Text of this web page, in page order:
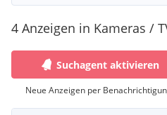
4 Anzeigen in Kameras /
Suchagent aktivieren
Neue Anzeigen per